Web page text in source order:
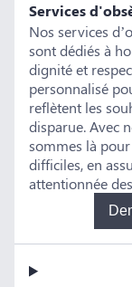
Services
Nos services
sont dédiés à
dignité et
personnalisé
reflètent les
disparue. Avec
sommes là
difficiles, en
attentionnée